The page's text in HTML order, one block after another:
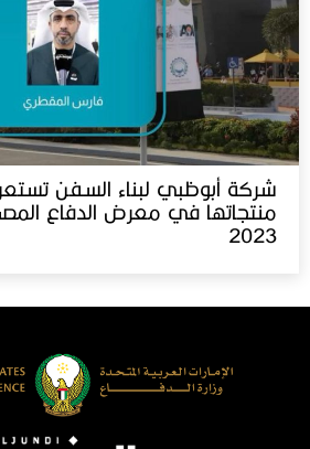
شركة أبوظبي لبناء السفن
منتجاتها في معرض الدفاع
2023